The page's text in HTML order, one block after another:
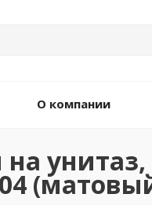
О компании